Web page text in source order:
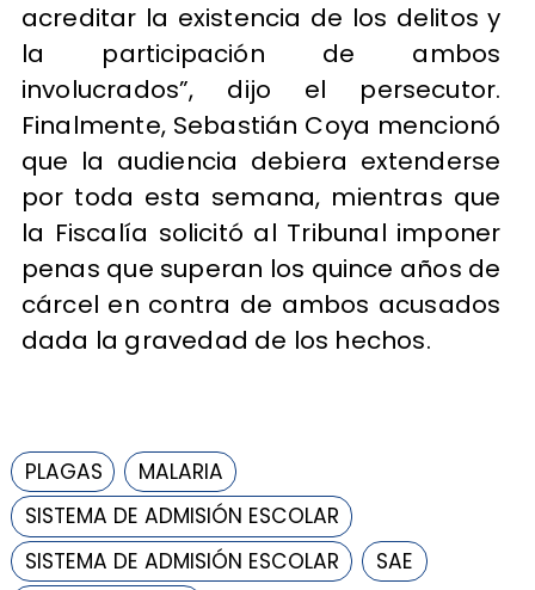
acreditar la existencia de los delitos y
la participación de ambos
involucrados”, dijo el persecutor.
Finalmente, Sebastián Coya mencionó
que la audiencia debiera extenderse
por toda esta semana, mientras que
la Fiscalía solicitó al Tribunal imponer
penas que superan los quince años de
cárcel en contra de ambos acusados
dada la gravedad de los hechos.
PLAGAS
MALARIA
SISTEMA DE ADMISIÓN ESCOLAR
SISTEMA DE ADMISIÓN ESCOLAR
SAE